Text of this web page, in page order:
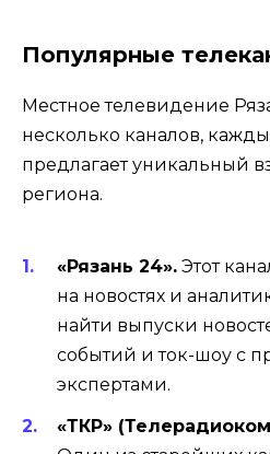
Популярные
Местное телевидение
несколько каналов,
предлагает уникальный
региона.
«Рязань 24». Этот
на новостях и
найти выпуски
событий и ток-шоу с
экспертами.
«ТКР»